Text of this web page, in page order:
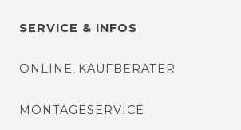
SERVICE & INFOS
ONLINE-KAUFBERATER
MONTAGESERVICE